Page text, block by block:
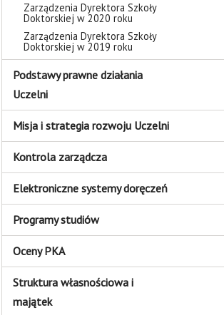
Zarządzenia Dyrektora Szkoły
Doktorskiej w 2020 roku
Zarządzenia Dyrektora Szkoły
Doktorskiej w 2019 roku
Podstawy prawne działania
Uczelni
Misja i strategia rozwoju Uczelni
Kontrola zarządcza
Elektroniczne systemy doręczeń
Programy studiów
Oceny PKA
Struktura własnościowa i
majątek